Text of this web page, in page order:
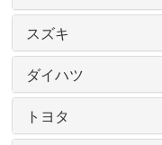
スズキ
ダイハツ
トヨタ